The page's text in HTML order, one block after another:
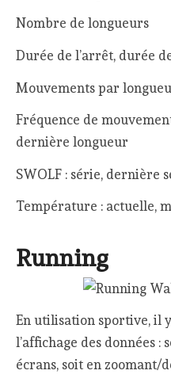
Nombre de longueurs
Durée de l’arrêt, durée
Mouvements par
Fréquence de
dernière longueur
SWOLF : série, dernière
Température : actuelle,
Running
En utilisation sportive, il
l’affichage des données
écrans, soit en zoomant/